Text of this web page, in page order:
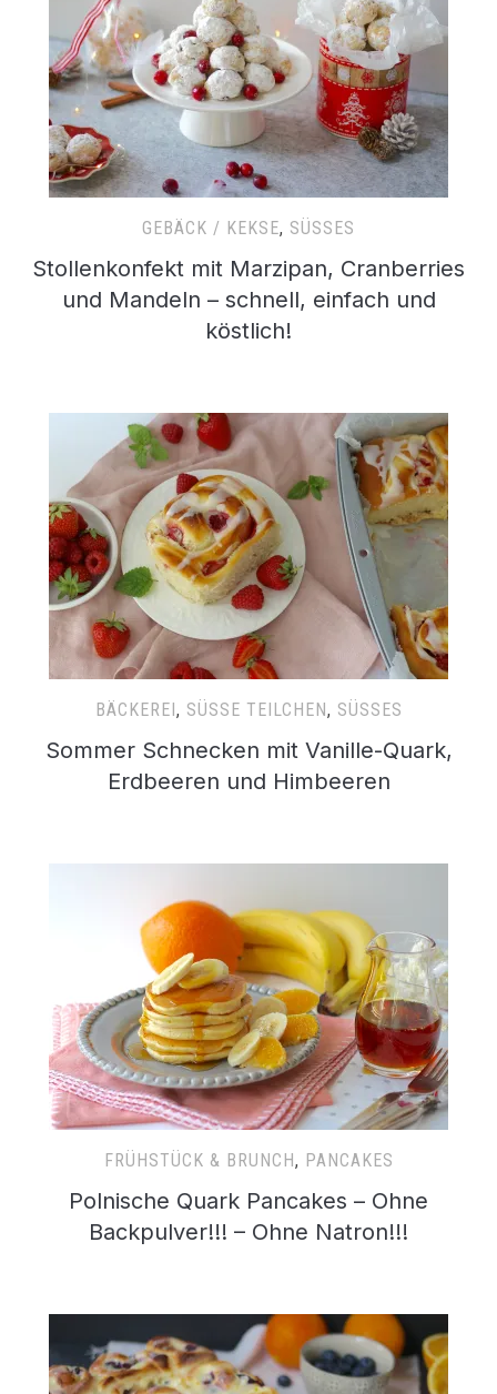
GEBÄCK / KEKSE, SÜSSES
Stollenkonfekt mit Marzipan, Cranberries
und Mandeln – schnell, einfach und
köstlich!
BÄCKEREI, SÜSSE TEILCHEN , SÜSSES
Sommer Schnecken mit Vanille-Quark,
Erdbeeren und Himbeeren
FRÜHSTÜCK & BRUNCH, PANCAKES
Polnische Quark Pancakes – Ohne
Backpulver!!! – Ohne Natron!!!